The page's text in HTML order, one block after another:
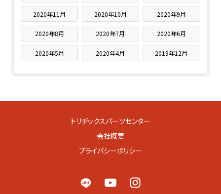
2020年11月 2020年10月 2020年9月
2020年8月 2020年7月 2020年6月
2020年5月 2020年4月 2019年12月
トリデックスパーツセンター
会社概要
プライバシーポリシー